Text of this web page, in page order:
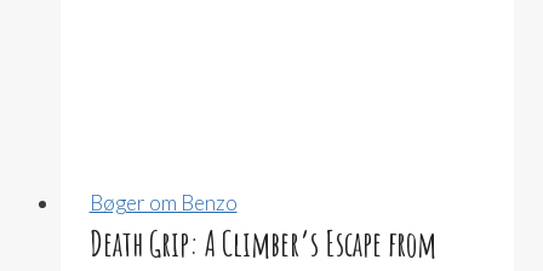
Bøger om Benzo
Death Grip: A Climber’s Escape from